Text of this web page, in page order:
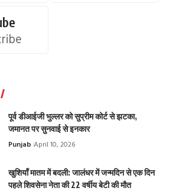
पूर्व डीआईजी भुल्लर को सुप्रीम कोर्ट से झटका,
जमानत पर सुनवाई से इनकार
Punjab April 10, 2026
खुशियाँ मातम में बदली: जालंधर में जन्मदिन से एक दिन
पहले शिवसेना नेता की 22 वर्षीय बेटी की मौत